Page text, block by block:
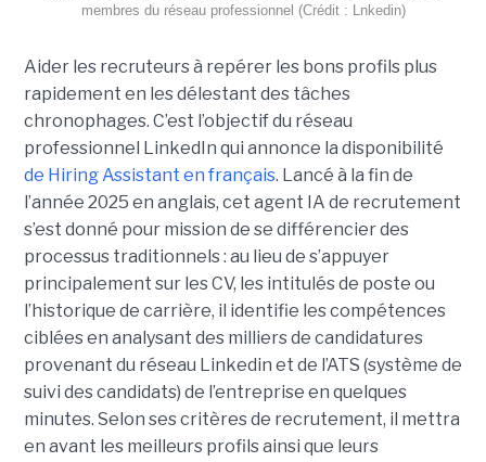
membres du réseau professionnel (Crédit : Lnkedin)
Aider les recruteurs à repérer les bons profils plus
rapidement en les délestant des tâches
chronophages. C’est l’objectif du réseau
professionnel LinkedIn qui annonce la disponibilité
de Hiring Assistant en français. Lancé à la fin de
l’année 2025 en anglais, cet agent IA de recrutement
s’est donné pour mission de se différencier des
processus traditionnels : au lieu de s’appuyer
principalement sur les CV, les intitulés de poste ou
l’historique de carrière, il identifie les compétences
ciblées en analysant des milliers de candidatures
provenant du réseau Linkedin et de l’ATS (système de
suivi des candidats) de l’entreprise en quelques
minutes. Selon ses critères de recrutement, il mettra
en avant les meilleurs profils ainsi que leurs